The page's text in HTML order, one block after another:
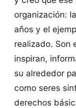
organización:
años y el
realizado. Son
inspiran,
su alrededor
como seres
derechos